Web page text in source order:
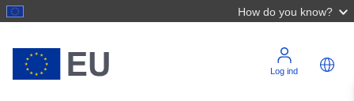
How do you know?
Log ind